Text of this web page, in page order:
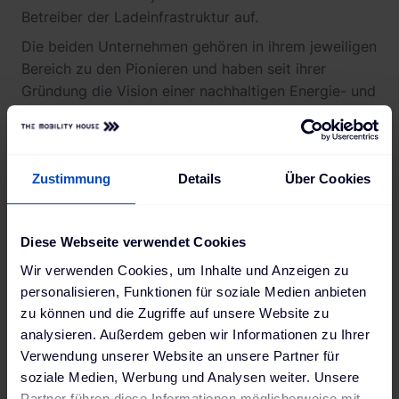
Zustimmung Details Über Cookies
Diese Webseite verwendet Cookies
Wir verwenden Cookies, um Inhalte und Anzeigen zu
personalisieren, Funktionen für soziale Medien anbieten
zu können und die Zugriffe auf unsere Website zu
analysieren. Außerdem geben wir Informationen zu Ihrer
Verwendung unserer Website an unsere Partner für
soziale Medien, Werbung und Analysen weiter. Unsere
Betreiber der Ladeinfrastruktur auf.
Die beiden Unternehmen gehören in ihrem jeweiligen
Bereich zu den Pionieren und haben seit ihrer
Gründung die Vision einer nachhaltigen Energie- und
Lösungsanbieter rund ums Laden zählt The Mobility
installierte Ladepunkte – von einfachen Wallboxen
für heimische Carports bis hin zu komplexen
mit etlichen stromhungrigen Elektrofahrzeugen.
"Wir freuen uns darauf, gemeinsam mit
The Mobility House sektorenübergreifende
Energiekonzepte voranzutreiben und so